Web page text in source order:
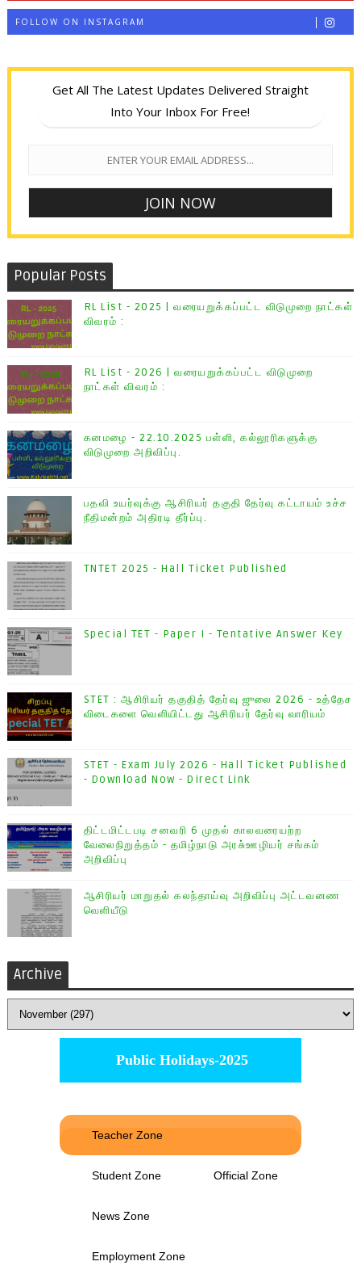
FOLLOW ON INSTAGRAM
Get All The Latest Updates Delivered Straight
Into Your Inbox For Free!
Popular Posts
RL List - 2025 | வரையறுக்கப்பட்ட விடுமுறை நாட்கள்
விவரம் :
RL List - 2026 | வரையறுக்கப்பட்ட விடுமுறை
நாட்கள் விவரம் :
கனமழை - 22.10.2025 பள்ளி, கல்லூரிகளுக்கு
விடுமுறை அறிவிப்பு.
பதவி உயர்வுக்கு ஆசிரியர் தகுதி தேர்வு கட்டாயம் உச்ச
நீதிமன்றம் அதிரடி தீர்ப்பு.
TNTET 2025 - Hall Ticket Published
Special TET - Paper I - Tentative Answer Key
STET : ஆசிரியர் தகுதித் தேர்வு ஜுலை 2026 - உத்தேச
விடைகளை வெளியிட்டது ஆசிரியர் தேர்வு வாரியம்
STET - Exam July 2026 - Hall Ticket Published
- Download Now - Direct Link
திட்டமிட்டபடி சனவரி 6 முதல் காலவரையற்ற
வேலைநிறுத்தம் - தமிழ்நாடு அரசு்ஊழியர் சங்கம்
அறிவிப்பு
ஆசிரியர் மாறுதல் கலந்தாய்வு அறிவிப்பு அட்டவனண
வெளியீடு
Archive
Public Holidays-2025
Teacher Zone
Student Zone Official Zone
News Zone
Employment Zone